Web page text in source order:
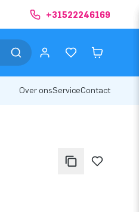
+31522246169
Over onsServiceContact